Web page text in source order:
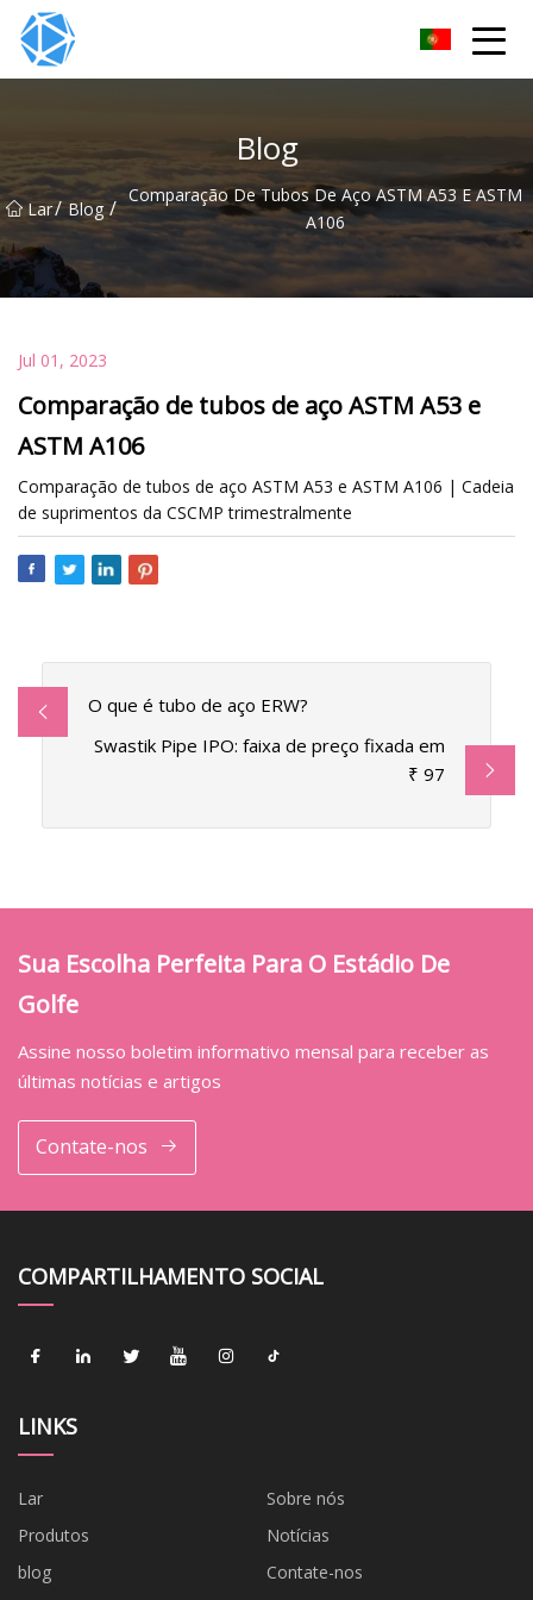
Blog
Lar/ Blog / Comparação De Tubos De Aço ASTM A53 E ASTM
A106
Jul 01, 2023
Comparação de tubos de aço ASTM A53 e
ASTM A106
Comparação de tubos de aço ASTM A53 e ASTM A106 | Cadeia
de suprimentos da CSCMP trimestralmente
O que é tubo de aço ERW?
Swastik Pipe IPO: faixa de preço fixada em
₹ 97
Sua Escolha Perfeita Para O Estádio De
Golfe
Assine nosso boletim informativo mensal para receber as
últimas notícias e artigos
Contate-nos
COMPARTILHAMENTO SOCIAL
LINKS
Lar
Sobre nós
Produtos
Notícias
blog
Contate-nos